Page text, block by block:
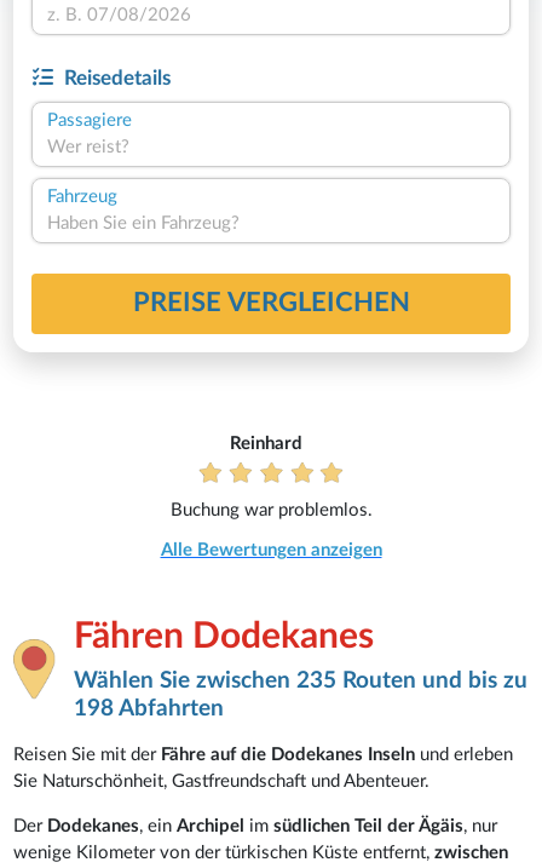
Reisedetails
Passagiere
Wer reist?
Fahrzeug
Haben Sie ein Fahrzeug?
PREISE VERGLEICHEN
Reinhard
Buchung war problemlos.
Alle Bewertungen anzeigen
Fähren Dodekanes
Wählen Sie zwischen 235 Routen und bis zu
198 Abfahrten
Reisen Sie mit derFähre auf die Dodekanes Inseln und erleben
Sie Naturschönheit, Gastfreundschaft und Abenteuer.
Der Dodekanes, einArchipel imsüdlichen Teil der Ägäis, nur
wenige Kilometer von der türkischen Küste entfernt,zwischen